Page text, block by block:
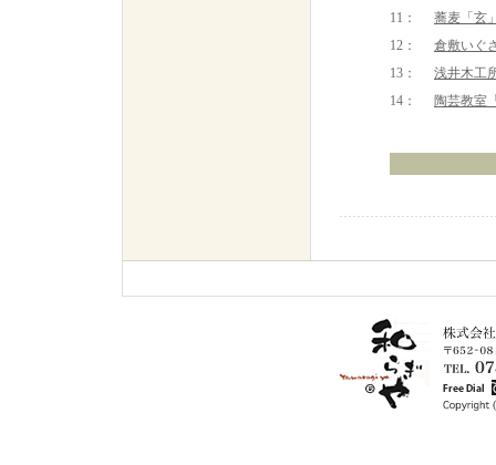
11：
蕎麦「玄
12：
倉敷いぐ
13：
浅井木工
14：
陶芸教室